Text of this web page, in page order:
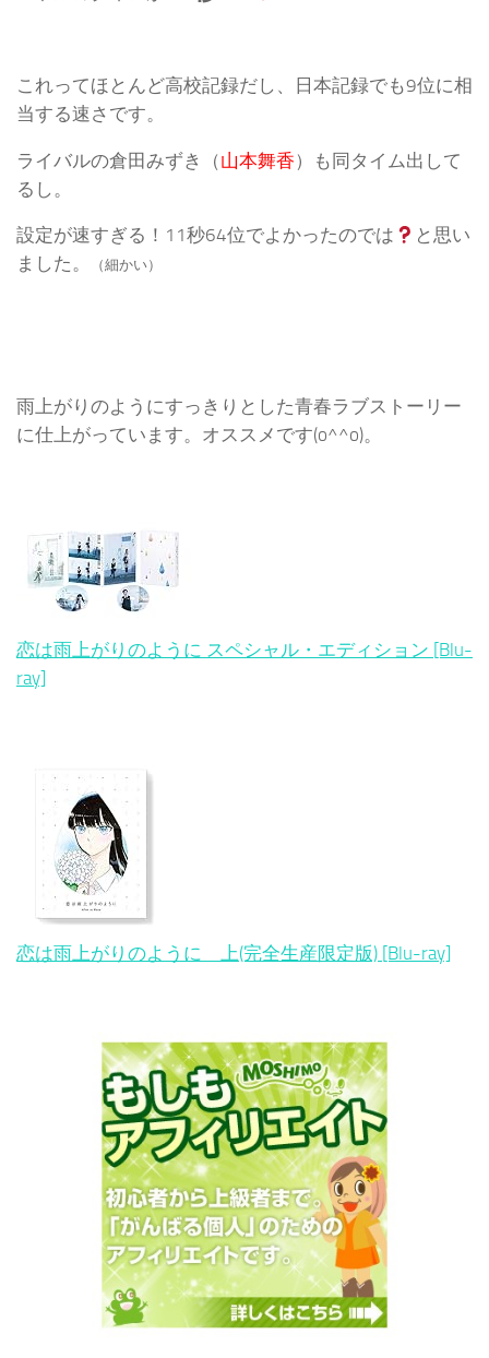
これってほとんど高校記録だし、日本記録でも9位に相
当する速さです。
ライバルの倉田みずき（山本舞香 ）も同タイム出して
るし。
設定が速すぎる！11秒64位でよかったのでは
と思い
ました。
（細かい）
雨上がりのようにすっきりとした青春ラブストーリー
に仕上がっています。オススメです(o^^o)。
恋は雨上がりのように スペシャル・エディション [Blu-
ray]
恋は雨上がりのように 上(完全生産限定版) [Blu-ray]